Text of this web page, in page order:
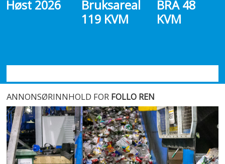
Bruksareal
BRA 48
KVM
1410
Kolbotn.
ANNONSØRINNHOLD FOR FOLLO REN